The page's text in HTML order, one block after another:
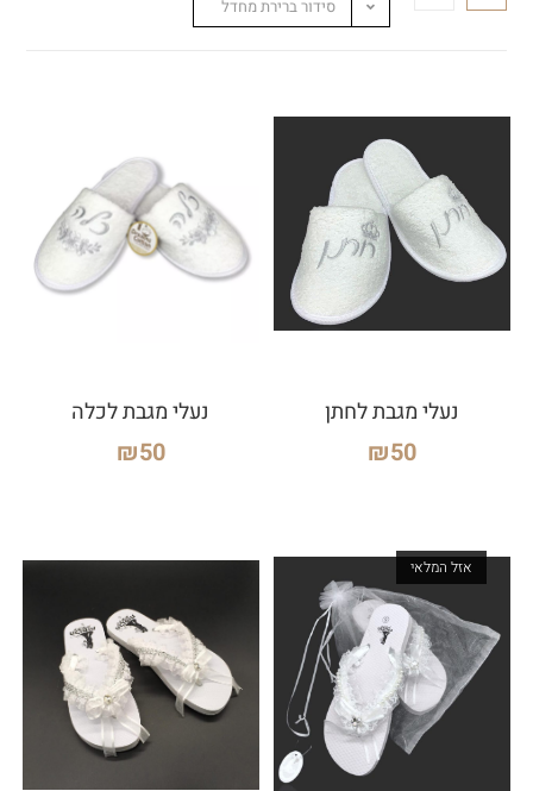
סידור ברירת מחדל
נעלי מגבת לחתן
₪50
נעלי מגבת לכלה
₪50
אזל המלאי